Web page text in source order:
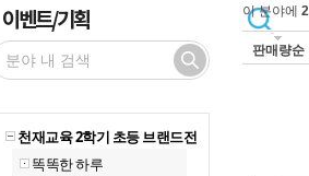
이벤트/기획
천재교육 2학기 초등 브랜드전
똑똑한 하루
이 분야에
판매량순